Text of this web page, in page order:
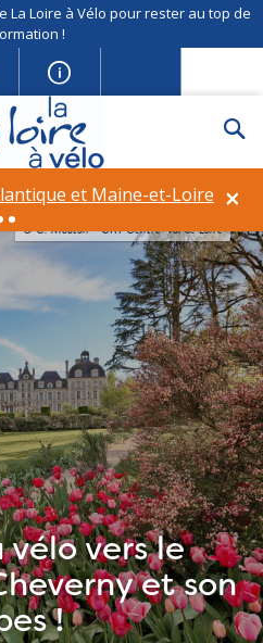
La Loire à Vélo pour rester au top de
!
×
et Maine-et-Loire
vers le
et son
!
© C. Mouton - CRT Centre-Val de Loire